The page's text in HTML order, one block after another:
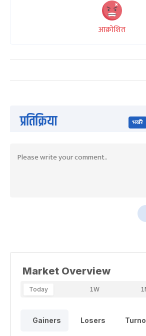
आक्रोशित
प्रतिक्रिया भर्खरै